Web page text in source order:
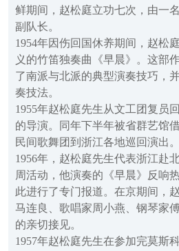
鲜期间，赵松庭立功七次，由一
副队长。
1954年因伤回国休养期间，赵松
义的竹笛独奏曲《早晨》。这部
了南派与北派的典型演奏技巧，
奏技法。
1955年赵松庭先生从文工团复员
的导演。同年下半年被省群艺馆
民间歌舞团到浙江各地巡回演出。
1956年，赵松庭先生代表浙江赴
周活动，他演奏的《早晨》反响
此进行了专门报道。在京期间，
马连良、歌唱家周小燕、钢琴家
的亲切接见。
1957年赵松庭先生在参加完莫斯